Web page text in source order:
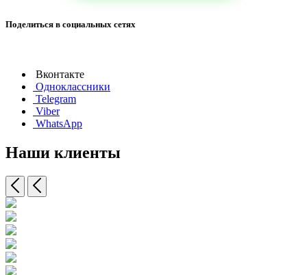
Поделиться в социальных сетях
Вконтакте
Одноклассники
Telegram
Viber
WhatsApp
Наши клиенты